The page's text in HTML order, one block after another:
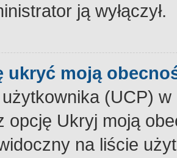
ją wyłączył.
ukryć moją
(UCP) w
opcję Ukryj moją
na liście